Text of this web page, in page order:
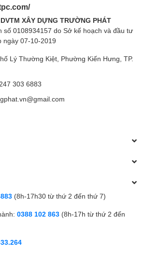
XÂY DỰNG TRƯỜNG PHÁT
số 0108934157 do Sở kế hoạch và đầu tư
ngày 07-10-2019
Lý Thường Kiệt, Phường Kiến Hưng, TP.
303 6883
(8h-17h30 từ thứ 2 đến thứ 7)
0388 102 863 (8h-17h từ thứ 2 đến